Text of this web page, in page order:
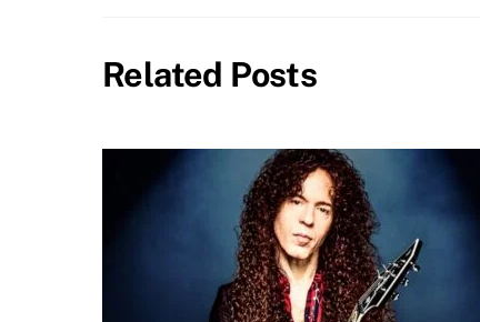
Related Posts